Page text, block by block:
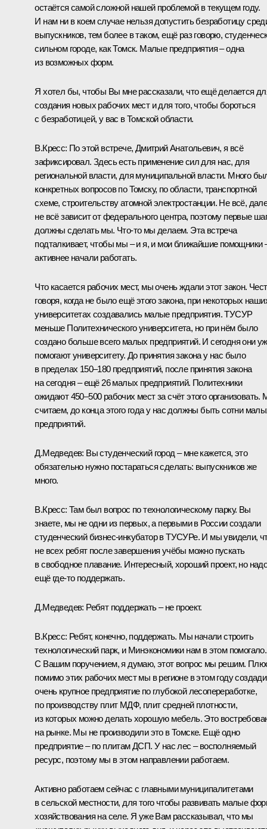
остаётся самой сложной нашей проблемой в текущем году.
И нам ни в коем случае нельзя допустить безработицу
выпускников, тем более в таком, ещё раз говорю,
сильном городе, как Томск. Малые предприятия – одна
из возможных форм.
Я хотел бы, чтобы Вы мне рассказали, что ещё делается
создания новых рабочих мест и для того, чтобы бороться
с безработицей, у вас в Томской области.
В.Кресс: По этой встрече, Дмитрий Анатольевич, я всё
зафиксировал. Здесь есть применение сил для нас, для
региональной власти, для муниципальной власти. Много
конкретных вопросов по Томску, по области, транспортной
схеме, строительству атомной электростанции. Не всё,
не всё зависит от федерального центра, поэтому первые
должны сделать мы. Что‑то мы делаем. Эта встреча
подталкивает, чтобы мы – и я, и мои ближайшие помощники
активнее начали работать.
Что касается рабочих мест, мы очень ждали этот закон.
говоря, когда не было ещё этого закона, при некоторых
университетах создавались малые предприятия. ТУСУР
меньше Политехнического университета, но при нём было
создано больше всего малых предприятий. И сегодня они
помогают университету. До принятия закона у нас было
в пределах 150–180 предприятий, после принятия закона
на сегодня – ещё 26 малых предприятий. Политехники
ожидают 450–500 рабочих мест за счёт этого организовать.
считаем, до конца этого года у нас должны быть сотни
предприятий.
Д.Медведев: Вы студенческий город – мне кажется, это
обязательно нужно постараться сделать: выпускников же
много.
В.Кресс: Там был вопрос по технологическому парку. Вы
знаете, мы не одни из первых, а первыми в России создали
студенческий бизнес-инкубатор в ТУСУРе. И мы увидели,
не всех ребят после завершения учёбы можно пускать
в свободное плавание. Интересный, хороший проект, но
ещё где‑то поддержать.
Д.Медведев: Ребят поддержать – не проект.
В.Кресс: Ребят, конечно, поддержать. Мы начали строить
технологический парк, и Минэкономики нам в этом помогало.
С Вашим поручением, я думаю, этот вопрос мы решим.
помимо этих рабочих мест мы в регионе в этом году
очень крупное предприятие по глубокой лесопереработке,
по производству плит МДФ, плит средней плотности,
из которых можно делать хорошую мебель. Это
на рынке. Мы не производили это в Томске. Ещё одно
предприятие – по плитам ДСП. У нас лес – восполняемый
ресурс, поэтому мы в этом направлении работаем.
Активно работаем сейчас с главными муниципалитетами
в сельской местности, для того чтобы развивать малые
хозяйствования на селе. Я уже Вам рассказывал, что мы